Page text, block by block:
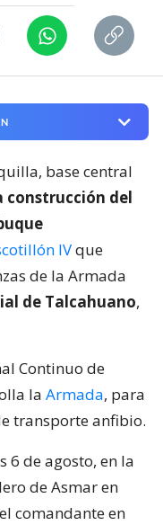
base central
construcción del
IVque
de la Armada
de Talcahuano,
Continuo de
la Armada, para
transporte anfibio.
6 de agosto, en la
de Asmar en
comandante en